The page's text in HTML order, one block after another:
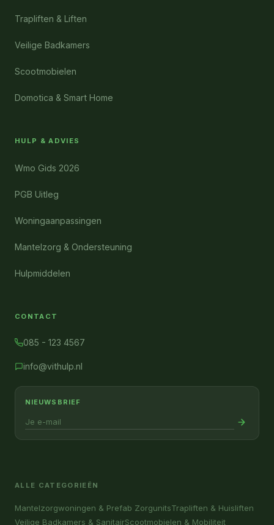
Trapliften & Liften
Veilige Badkamers
Scootmobielen
Domotica & Smart Home
HULP & ADVIES
Wmo Gids 2026
PGB Uitleg
Woningaanpassingen
Mantelzorg & Ondersteuning
Hulpmiddelen
CONTACT
085 - 123 4567
info@vithulp.nl
NIEUWSBRIEF
ALLE CATEGORIEËN
Mantelzorgwoningen & Prefab ZorgunitsTrapliften & Huisliften
Veilige Badkamers & SanitairScootmobielen & Mobiliteit